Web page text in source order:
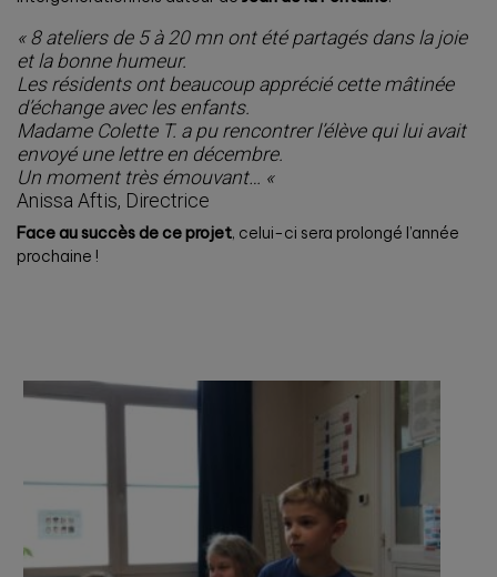
« 8 ateliers de 5 à 20 mn ont été partagés dans la joie
et la bonne humeur.
Les résidents ont beaucoup apprécié cette mâtinée
d’échange avec les enfants.
Madame Colette T. a pu rencontrer l’élève qui lui avait
envoyé une lettre en décembre.
Un moment très émouvant… «
Anissa Aftis, Directrice
Face au succès de ce projet, celui-ci sera prolongé l’année
prochaine !